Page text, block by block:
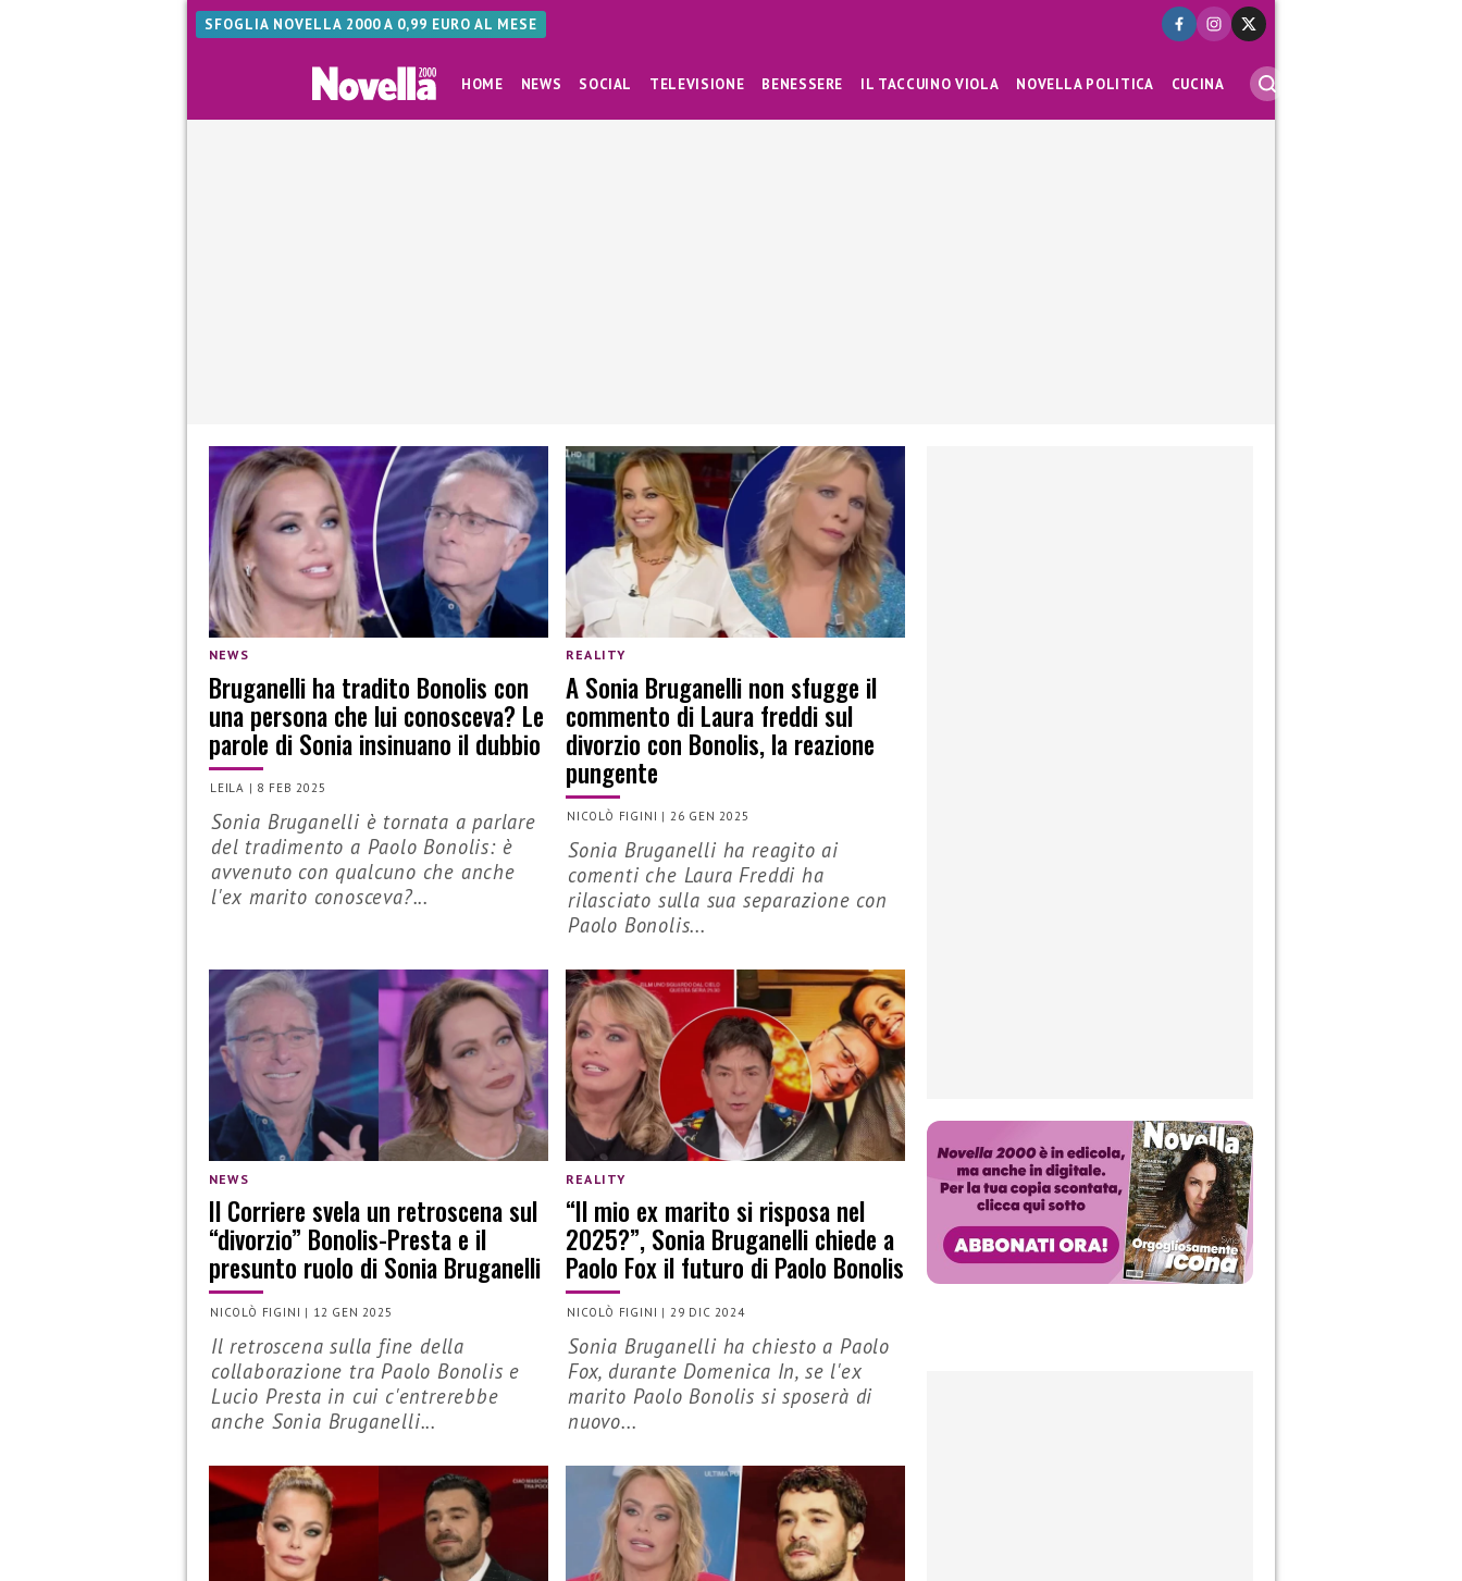
SFOGLIA NOVELLA 2000 A 0,99 EURO AL MESE
HOME NEWS SOCIAL TELEVISIONE BENESSERE IL TACCUINO VIOLA NOVELLA POLITICA CUCINA
NEWS
Bruganelli ha tradito Bonolis con
una persona che lui conosceva? Le
parole di Sonia insinuano il dubbio
LEILA | 8 FEB 2025
Sonia Bruganelli è tornata a parlare
del tradimento a Paolo Bonolis: è
avvenuto con qualcuno che anche
l'ex marito conosceva?...
REALITY
A Sonia Bruganelli non sfugge il
commento di Laura freddi sul
divorzio con Bonolis, la reazione
pungente
NICOLÒ FIGINI | 26 GEN 2025
Sonia Bruganelli ha reagito ai
comenti che Laura Freddi ha
rilasciato sulla sua separazione con
Paolo Bonolis...
NEWS
Il Corriere svela un retroscena sul
“divorzio” Bonolis-Presta e il
presunto ruolo di Sonia Bruganelli
NICOLÒ FIGINI | 12 GEN 2025
Il retroscena sulla fine della
collaborazione tra Paolo Bonolis e
Lucio Presta in cui c'entrerebbe
anche Sonia Bruganelli...
REALITY
“Il mio ex marito si risposa nel
2025?”, Sonia Bruganelli chiede a
Paolo Fox il futuro di Paolo Bonolis
NICOLÒ FIGINI | 29 DIC 2024
Sonia Bruganelli ha chiesto a Paolo
Fox, durante Domenica In, se l'ex
marito Paolo Bonolis si sposerà di
nuovo...